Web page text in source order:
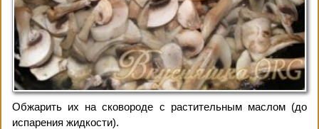
Обжарить их на сковороде с растительным маслом (до
испарения жидкости).